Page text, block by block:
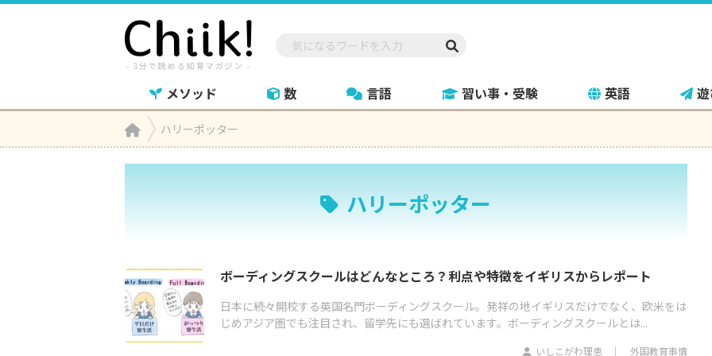
メソッド 数 言語 習い事・受験 英語
Homeハリーポッター
ハリーポッター
ボーディングスクールはどんなところ？利点や特徴をイギリスからレポート
日本に続々開校する英国名門ボーディングスクール。発祥の地イギリスだけでなく、欧米をは
じめアジア圏でも注目され、留学先にも選ばれています。ボーディングスクールとは...
いしこがわ理恵 外国教育事情